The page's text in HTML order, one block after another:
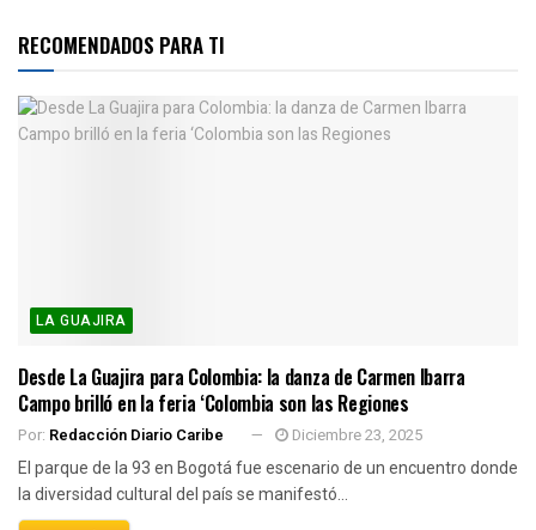
RECOMENDADOS PARA TI
LA GUAJIRA
Desde La Guajira para Colombia: la danza de Carmen Ibarra
Campo brilló en la feria ‘Colombia son las Regiones
Por: Redacción Diario Caribe Diciembre 23, 2025
El parque de la 93 en Bogotá fue escenario de un encuentro donde
la diversidad cultural del país se manifestó...